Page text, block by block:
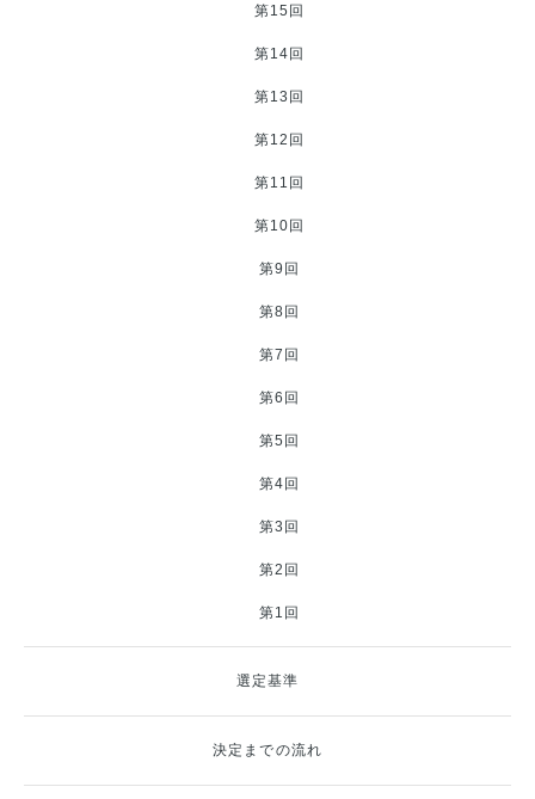
第15回
第14回
第13回
第12回
第11回
第10回
第9回
第8回
第7回
第6回
第5回
第4回
第3回
第2回
第1回
選定基準
決定までの流れ